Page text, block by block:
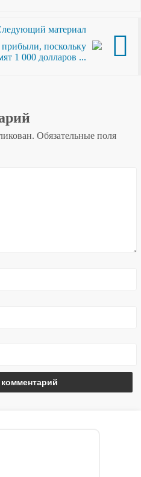
материал
поскольку
1 000 долларов ...
Обязательные поля